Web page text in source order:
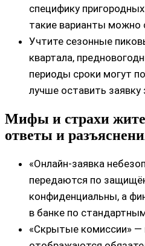
специфику
такие варианты можно
Учтите сезонные
квартала,
периоды сроки могут
лучше оставить заявку
Мифы и страхи
ответы и
«Онлайн‑заявка
передаются по
конфиденциальны, а
в банке по
«Скрытые комиссии» —